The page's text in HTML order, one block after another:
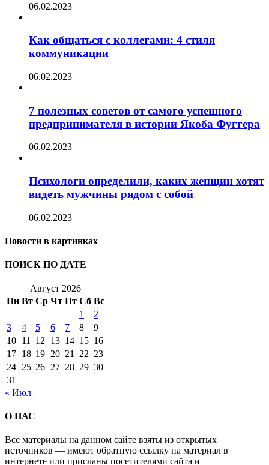
06.02.2023
Как общаться с коллегами: 4 стиля
коммуникации
06.02.2023
7 полезных советов от самого успешного
предпринимателя в истории Якоба Фуггера
06.02.2023
Психологи определили, каких женщин хотят
видеть мужчины рядом с собой
06.02.2023
Новости в картинках
ПОИСК ПО ДАТЕ
Август 2026
Пн Вт Ср Чт Пт Сб Вс
1
2
3
4 5 6 7 8
9
10 11 12 13 14 15 16
17 18 19 20 21 22 23
24 25 26 27 28 29 30
31
« Июл
О НАС
Все материалы на данном сайте взяты из открытых
источников — имеют обратную ссылку на материал в
интернете или присланы посетителями сайта и